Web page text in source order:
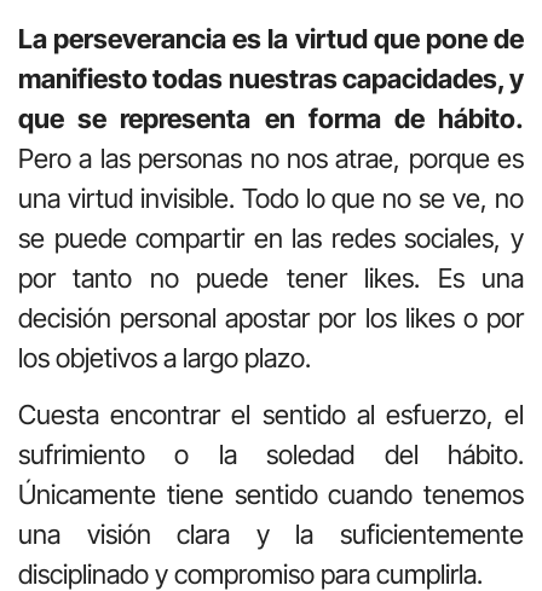
La perseverancia es la virtud que pone de
manifiesto todas nuestras capacidades, y
que se representa en forma de hábito.
Pero a las personas no nos atrae, porque es
una virtud invisible. Todo lo que no se ve, no
se puede compartir en las redes sociales, y
por tanto no puede tener likes. Es una
decisión personal apostar por los likes o por
los objetivos a largo plazo.
Cuesta encontrar el sentido al esfuerzo, el
sufrimiento o la soledad del hábito.
Únicamente tiene sentido cuando tenemos
una visión clara y la suficientemente
disciplinado y compromiso para cumplirla.